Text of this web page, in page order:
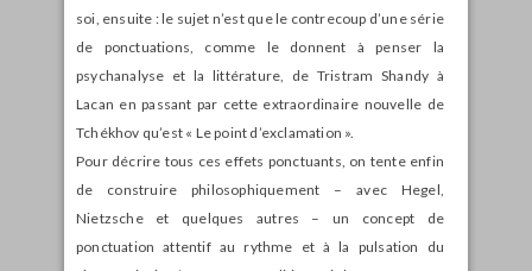
soi, ensuite : le sujet n’est que le contrecoup d’une série
de ponctuations, comme le donnent à penser la
psychanalyse et la littérature, de Tristram Shandy à
Lacan en passant par cette extraordinaire nouvelle de
Tchékhov qu’est « Le point d’exclamation ».
Pour décrire tous ces effets ponctuants, on tente enfin
de construire philosophiquement – avec Hegel,
Nietzsche et quelques autres – un concept de
ponctuation attentif au rythme et à la pulsation du